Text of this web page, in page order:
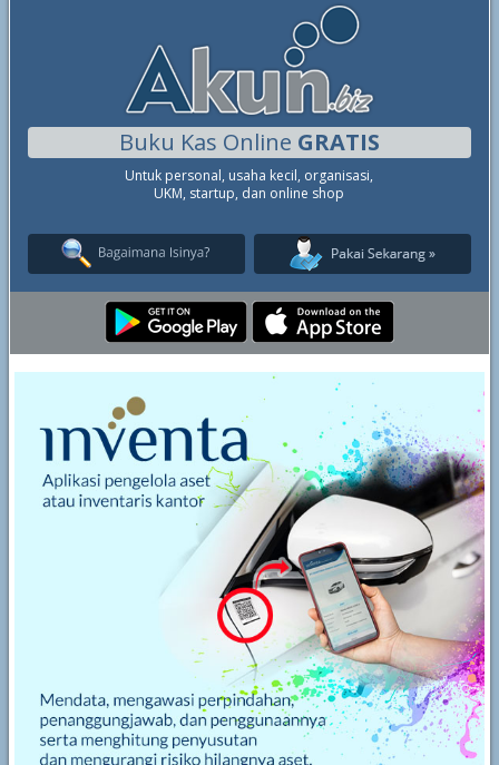
Buku Kas Online GRATIS
Untuk personal, usaha kecil, organisasi,
UKM, startup, dan online shop